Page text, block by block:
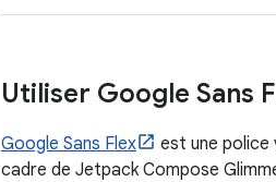
Utiliser Google Sans
Google Sans Flex
est une police
cadre de Jetpack Compose